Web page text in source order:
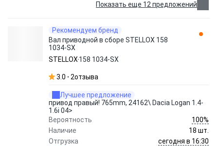
Показать еще 12 предложений
Рекомендуем бренд
Вал приводной в сборе STELLOX 158
1034-SX
STELLOX 158 1034-SX
3.0 2отзыва
Лучшее предложение
привод правый! 765mm, 24162\ Dacia Logan 1.4-
1.6i 04>
Вероятность
100%
Наличие
18 шт.
Отгрузка
сегодня в 16:30